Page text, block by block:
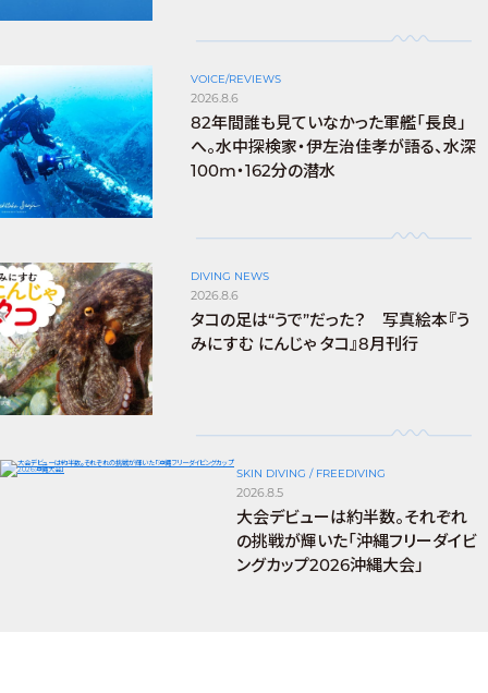
VOICE/REVIEWS
2026.8.6
82年間誰も見ていなかった軍艦「長良」
へ。水中探検家・伊左治佳孝が語る、水深
100m・162分の潜水
DIVING NEWS
2026.8.6
タコの足は“うで”だった？ 写真絵本『う
みにすむ にんじゃ タコ』8月刊行
SKIN DIVING / FREEDIVING
2026.8.5
大会デビューは約半数。それぞれ
の挑戦が輝いた「沖縄フリーダイビ
ングカップ2026沖縄大会」